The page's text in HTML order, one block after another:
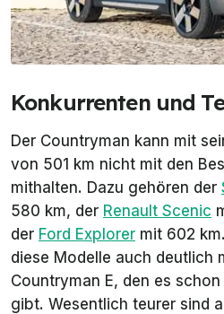
Konkurrenten und
Der Countryman kann mit
von 501 km nicht mit den
mithalten. Dazu gehören der
580 km, der Renault Scenic
der Ford Explorer mit 602
diese Modelle auch deutlich
Countryman E, den es
gibt. Wesentlich teurer sind